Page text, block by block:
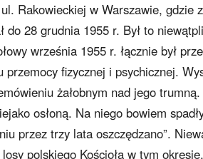
Rakowieckiej w Warszawie,
do 28 grudnia 1955 r. Był to
września 1955 r. łącznie był
przemocy fizycznej i psychicznej.
żałobnym nad jego
osłoną. Na niego bowiem
przez trzy lata oszczędzano”.
polskiego Kościoła w tym